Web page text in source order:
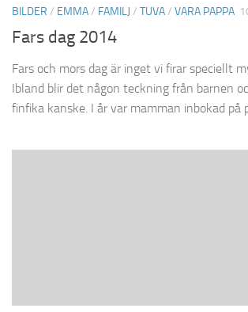
BILDER / EMMA/ FAMILJ / TUVA/ VARA PAPPA
Fars dag 2014
Fars och mors dag är inget vi firar speciellt
Ibland blir det någon teckning från barnen
finfika kanske. I år var mamman inbokad på